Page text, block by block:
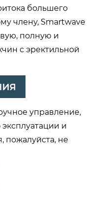
большего
члену, Smartwave
полную и
с эректильной
управление,
и
пожалуйста, не